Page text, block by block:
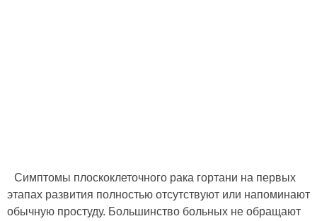
Симптомы плоскоклеточного рака гортани на первых
этапах развития полностью отсутствуют или напоминают
обычную простуду. Большинство больных не обращают